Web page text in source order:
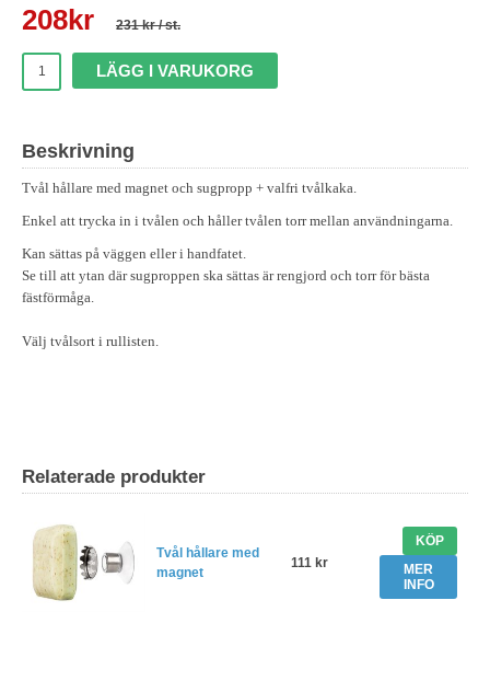
208kr 231 kr/ st.
LÄGG I VARUKORG
Beskrivning
Tvål hållare med magnet och sugpropp + valfri tvålkaka.
Enkel att trycka in i tvålen och håller tvålen torr mellan användningarna.
Kan sättas på väggen eller i handfatet.
Se till att ytan där sugproppen ska sättas är rengjord och torr för bästa
fästförmåga.
Välj tvålsort i rullisten.
Relaterade produkter
Tvål hållare med
magnet
111 kr
KÖP
MER
INFO